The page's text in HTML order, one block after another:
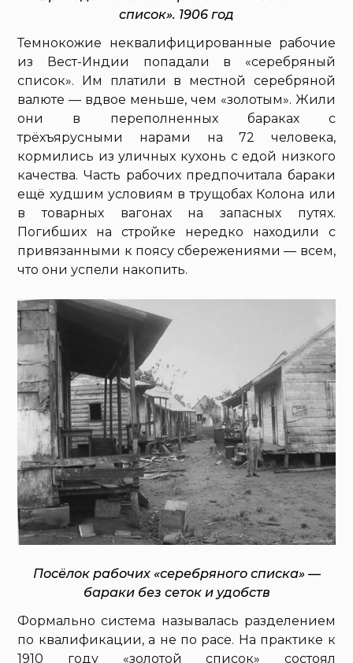
список». 1906 год
Темнокожие неквалифицированные рабочие
из Вест-Индии попадали в «серебряный
список». Им платили в местной серебряной
валюте — вдвое меньше, чем «золотым». Жили
они в переполненных бараках с
трёхъярусными нарами на 72 человека,
кормились из уличных кухонь с едой низкого
качества. Часть рабочих предпочитала бараки
ещё худшим условиям в трущобах Колона или
в товарных вагонах на запасных путях.
Погибших на стройке нередко находили с
привязанными к поясу сбережениями — всем,
что они успели накопить.
Посёлок рабочих «серебряного списка» —
бараки без сеток и удобств
Формально система называлась разделением
по квалификации, а не по расе. На практике к
1910 году «золотой список» состоял